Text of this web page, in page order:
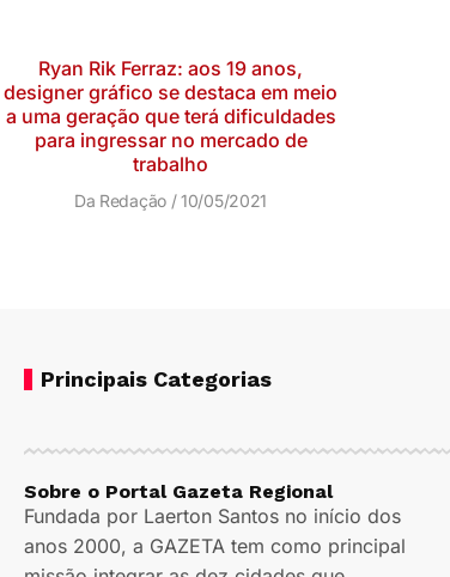
Ryan Rik Ferraz: aos 19 anos,
designer gráfico se destaca em meio
a uma geração que terá dificuldades
para ingressar no mercado de
trabalho
Da Redação 10/05/2021
Principais Categorias
Sobre o Portal Gazeta Regional
Fundada por Laerton Santos no início dos
anos 2000, a GAZETA tem como principal